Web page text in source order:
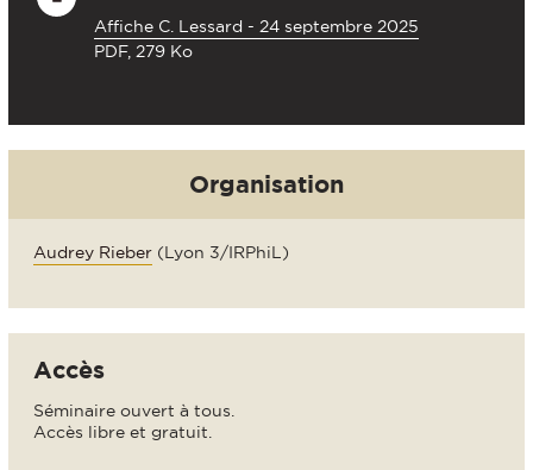
Affiche C. Lessard - 24 septembre 2025
PDF, 279 Ko
Organisation
Audrey Rieber (Lyon 3/IRPhiL)
Accès
Séminaire ouvert à tous.
Accès libre et gratuit.